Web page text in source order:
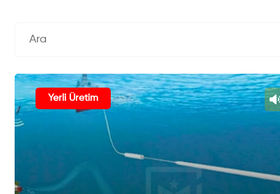
Yerli Üretim